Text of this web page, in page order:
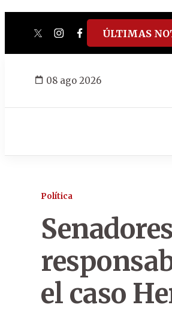
twitterinstagram
facebook
tiktokyoutube
ÚLTIMAS
08 ago 2026
Política
el caso